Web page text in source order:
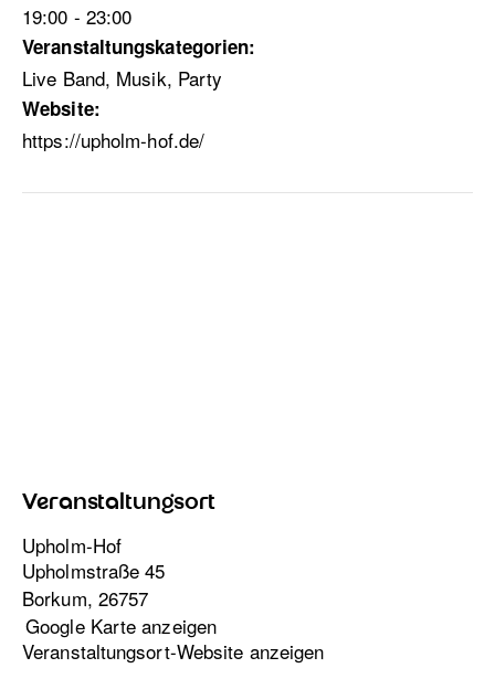
19:00 - 23:00
Veranstaltungskategorien:
Live Band, Musik, Party
Website:
https://upholm-hof.de/
Veranstaltungsort
Upholm-Hof
Upholmstraße 45
Borkum, 26757
Google Karte anzeigen
Veranstaltungsort-Website anzeigen